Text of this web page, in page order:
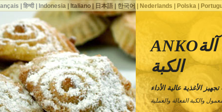
ANKOآلة معمول. توريد آلة
الكبة
والكبة الفعالة والعملية
हिन्दी| Indonesia| Italiano| 日本語| 한국어 Nederlands Polska|